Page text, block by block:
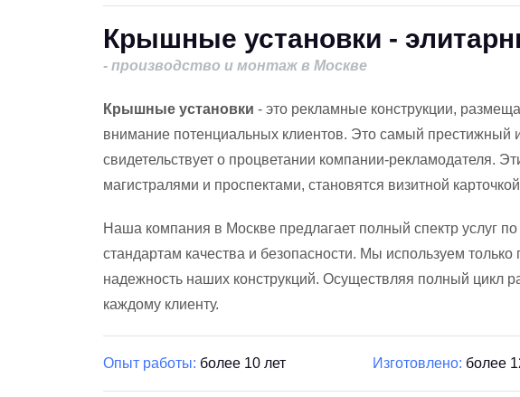
Крышные установки -
- производство и монтаж в Москве
Крышные установки - это рекламные конструкции,
внимание потенциальных клиентов. Это самый
свидетельствует о процветании компании-рекламодателя.
магистралями и проспектами, становятся визитной
Наша компания в Москве предлагает полный спектр услуг
стандартам качества и безопасности. Мы используем
надежность наших конструкций. Осуществляя полный цикл
каждому клиенту.
Опыт работы: более 10 лет Изготовлено: более